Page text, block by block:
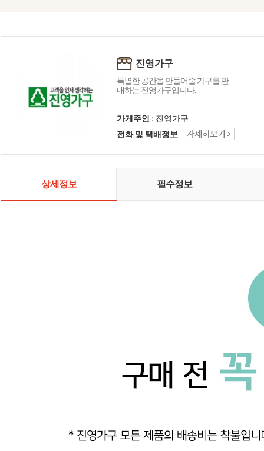
진영가구
특별한 공간을 만들어줄 가구를 판
매하는 진영가구입니다.
가게주인 : 진영가구
전화 및 택배정보
상세정보 필수정보